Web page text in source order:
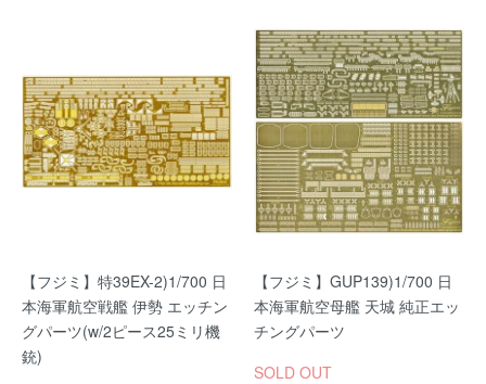
【フジミ】特39EX-2)1/700 日
本海軍航空戦艦 伊勢 エッチン
グパーツ(w/2ピース25ミリ機
銃)
【フジミ】GUP139)1/700 日
本海軍航空母艦 天城 純正エッ
チングパーツ
SOLD OUT